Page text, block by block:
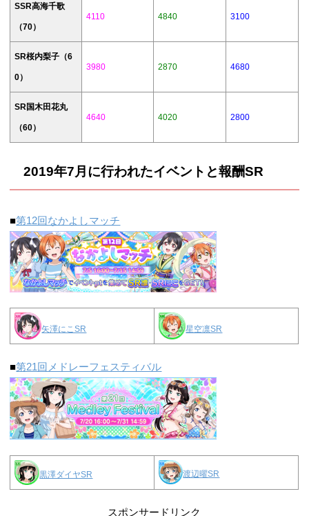
SSR高海千歌
（70）
4110 4840 3100
SR桜内梨子（6
0）
3980 2870 4680
SR国木田花丸
（60）
4640 4020 2800
2019年7月に行われたイベントと報酬SR
■第12回なかよしマッチ
矢澤にこSR 星空凛SR
■第21回メドレーフェスティバル
黒澤ダイヤSR 渡辺曜SR
スポンサードリンク